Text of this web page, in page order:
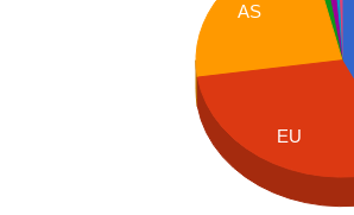
AS
EU